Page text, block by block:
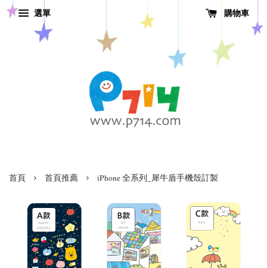
選單 購物車
首頁 › 首頁推薦 › iPhone 全系列_犀牛盾手機殼訂製